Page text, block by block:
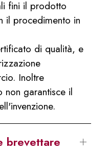
fini il prodotto
il procedimento in
di qualità, e
Inoltre
non garantisce il
brevettare